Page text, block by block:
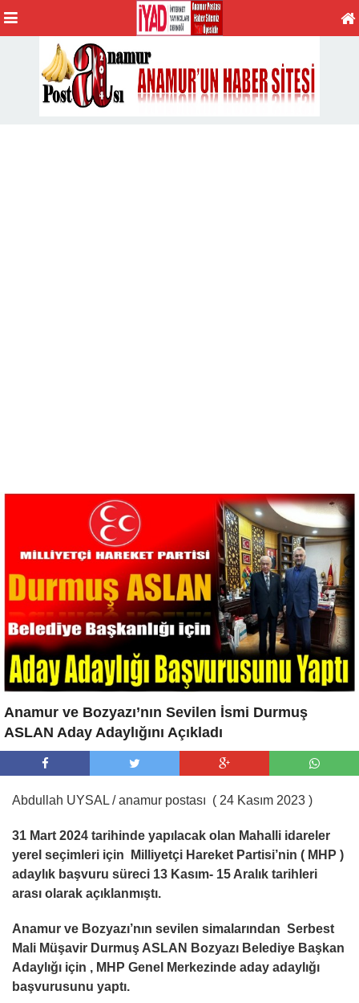
Anamur ve Bozyazı’nın Sevilen İsmi Durmuş
ASLAN Aday Adaylığını Açıkladı
Abdullah UYSAL / anamur postası ( 24 Kasım 2023 )
31 Mart 2024 tarihinde yapılacak olan Mahalli idareler
yerel seçimleri için Milliyetçi Hareket Partisi’nin ( MHP )
adaylık başvuru süreci 13 Kasım- 15 Aralık tarihleri
arası olarak açıklanmıştı.
Anamur ve Bozyazı’nın sevilen simalarından Serbest
Mali Müşavir Durmuş ASLAN Bozyazı Belediye Başkan
Adaylığı için , MHP Genel Merkezinde aday adaylığı
başvurusunu yaptı.